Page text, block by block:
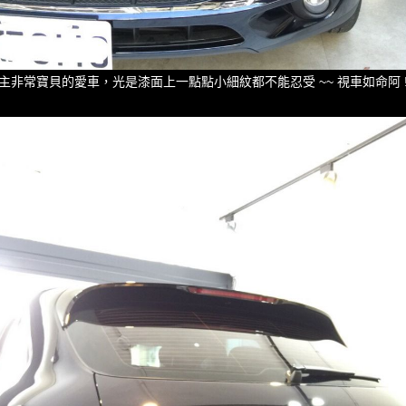
非常寶貝的愛車，光是漆面上一點點小細紋都不能忍受 ~~ 視車如命阿